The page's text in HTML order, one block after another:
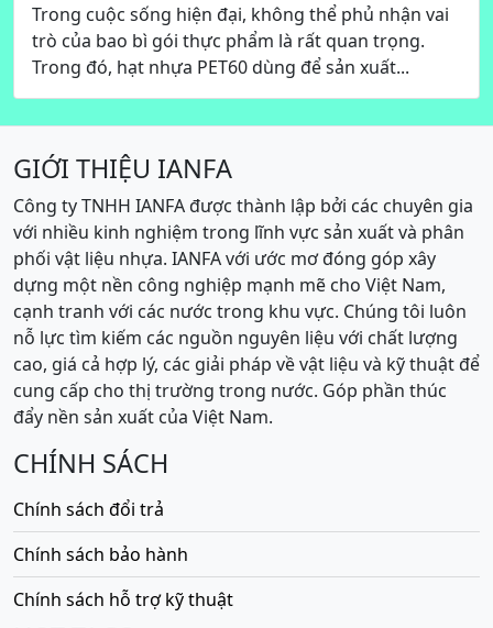
Trong cuộc sống hiện đại, không thể phủ nhận vai
trò của bao bì gói thực phẩm là rất quan trọng.
Trong đó, hạt nhựa PET60 dùng để sản xuất...
GIỚI THIỆU IANFA
Công ty TNHH IANFA được thành lập bởi các chuyên gia
với nhiều kinh nghiệm trong lĩnh vực sản xuất và phân
phối vật liệu nhựa. IANFA với ước mơ đóng góp xây
dựng một nền công nghiệp mạnh mẽ cho Việt Nam,
cạnh tranh với các nước trong khu vực. Chúng tôi luôn
nỗ lực tìm kiếm các nguồn nguyên liệu với chất lượng
cao, giá cả hợp lý, các giải pháp về vật liệu và kỹ thuật để
cung cấp cho thị trường trong nước. Góp phần thúc
đẩy nền sản xuất của Việt Nam.
CHÍNH SÁCH
Chính sách đổi trả
Chính sách bảo hành
Chính sách hỗ trợ kỹ thuật